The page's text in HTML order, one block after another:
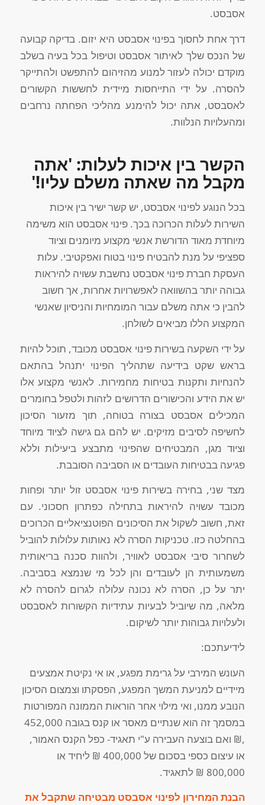
אסבסט.
דרך אחת לחסוך בפינוי אסבסט היא יזום. בדיקה קבועה
של הנכס שלך לאיתור אסבסט וטיפול בכל בעיה בשלב
מוקדם יכולה לעזור למנוע מהזיהום להתפשט ולהתייקר
להסרה. על ידי התייחסות מיידית לחששות הקשורים
לאסבסט, אתה יכול להימנע מהליכי הפחתה נרחבים
ומהעלויות הנלוות.
הקשר בין איכות לעלות: 'אתה
מקבל מה שאתה משלם עליו!'
בכל הנוגע לפינוי אסבסט, יש קשר ישיר בין איכות
השירות לעלות הכרוכה בכך. פינוי אסבסט הוא משימה
מיוחדת מאוד הדורשת אנשי מקצוע מיומנים וציוד
ספציפי על מנת להבטיח פינוי בטוח ואפקטיבי. עלות
העסקת חברת פינוי אסבסט נחשבת עשויה להיראות
גבוהה יותר בהשוואה לאפשרויות אחרות, אך חשוב
להבין כי אתה משלם עבור המומחיות והניסיון שאנשי
המקצוע הללו מביאים לשולחן.
על ידי השקעה בשירות פינוי אסבסט מכובד, תוכל להיות
בראש שקט בידיעה שתהליך הפינוי יתנהל בהתאם
להנחיות ותקנות בטיחות מחמירות. לאנשי מקצוע אלו
יש את הידע והכישורים הדרושים לזהות ולטפל בחומרים
המכילים אסבסט בצורה בטוחה, תוך מזעור הסיכון
לחשיפה לסיבים מזיקים. יש להם גם גישה לציוד מיוחד
וציוד מגן, המבטיחים שהפינוי מתבצע ביעילות וללא
פגיעה בבטיחות העובדים או הסביבה הסובבת.
מצד שני, בחירה בשירות פינוי אסבסט זול יותר ופחות
מכובד עשויה להיראות בתחילה כפתרון חסכוני. עם
זאת, חשוב לשקול את הסיכונים הפוטנציאליים הכרוכים
בהחלטה כזו. טכניקות הסרה לא נאותות עלולות להוביל
לשחרור סיבי אסבסט לאוויר, ולהוות סכנה בריאותית
משמעותית הן לעובדים והן לכל מי שנמצא בסביבה.
יתר על כן, הסרה לא נכונה עלולה לגרום להסרה לא
מלאה, מה שיוביל לבעיות עתידיות הקשורות לאסבסט
ולעלויות גבוהות יותר לשיקום.
לידיעתכם:
העונש המירבי על גרימת מפגע, או אי נקיטת אמצעים
מיידיים למניעת המשך המפגע, הפסקתו וצמצום הסיכון
הנובע ממנו, ואי מילוי אחר הוראות הממונה המפורטות
במסמך זה הוא שנתיים מאסר או קנס בגובה 452,000
,₪ ואם בוצעה העבירה ע"י תאגיד- כפל הקנס האמור,
או עיצום כספי בסכום של 400,000 ₪ ליחיד או
800,000 ₪ לתאגיד.
הבנת המחירון לפינוי אסבסט מבטיחה שתקבל את